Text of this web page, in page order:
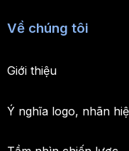
Về chúng tôi
Giới thiệu
Ý nghĩa logo, nhãn